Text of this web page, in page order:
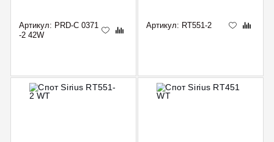
Артикул: PRD-C 0371
-2 42W
Артикул: RT551-2